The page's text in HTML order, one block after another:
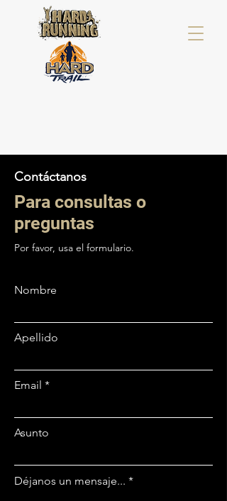
Contáctanos
Para consultas o
preguntas
Por favor, usa el formulario.
Nombre
Apellido
Email
Asunto
Déjanos un mensaje...